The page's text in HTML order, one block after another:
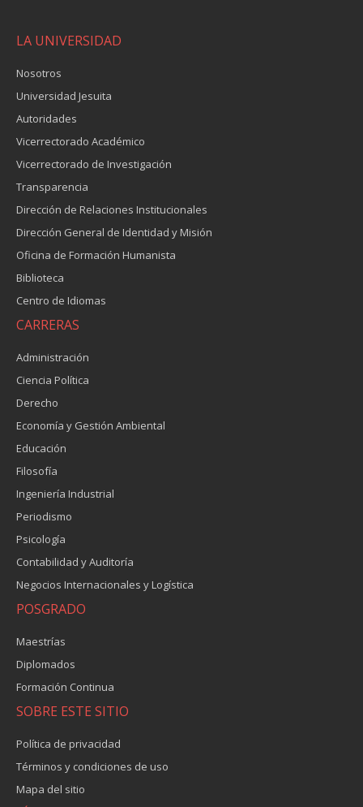
LA UNIVERSIDAD
Nosotros
Universidad Jesuita
Autoridades
Vicerrectorado Académico
Vicerrectorado de Investigación
Transparencia
Dirección de Relaciones Institucionales
Dirección General de Identidad y Misión
Oficina de Formación Humanista
Biblioteca
Centro de Idiomas
CARRERAS
Administración
Ciencia Política
Derecho
Economía y Gestión Ambiental
Educación
Filosofía
Ingeniería Industrial
Periodismo
Psicología
Contabilidad y Auditoría
Negocios Internacionales y Logística
POSGRADO
Maestrías
Diplomados
Formación Continua
SOBRE ESTE SITIO
Política de privacidad
Términos y condiciones de uso
Mapa del sitio